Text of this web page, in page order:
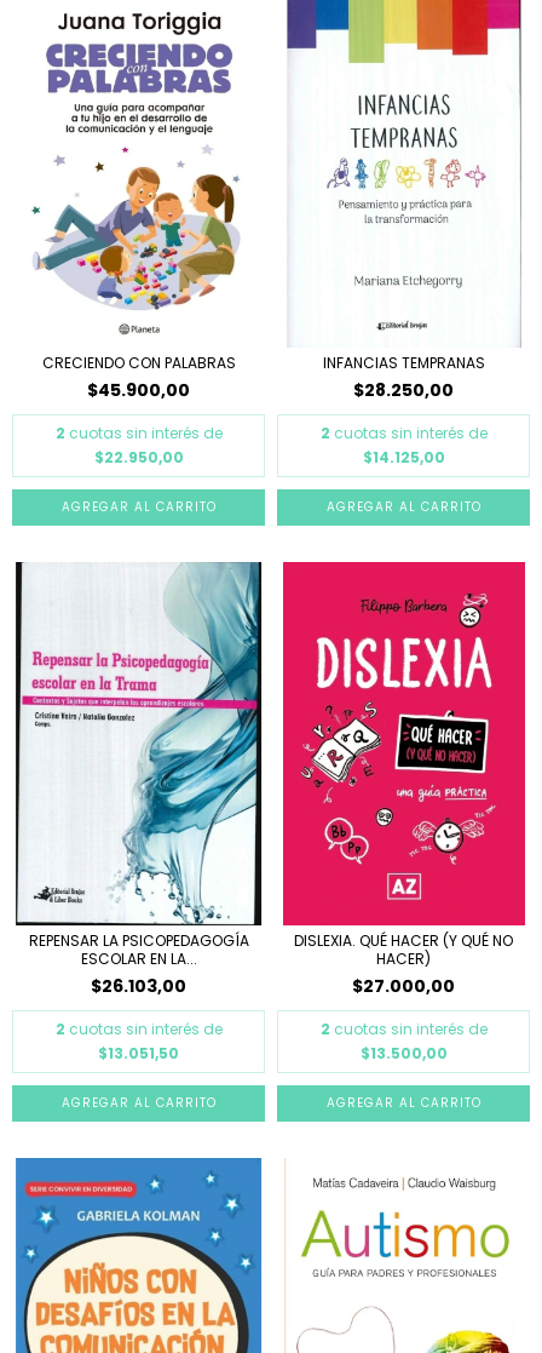
CRECIENDO CON PALABRAS
$45.900,00
2 cuotas sin interés de
$22.950,00
INFANCIAS TEMPRANAS
$28.250,00
2 cuotas sin interés de
$14.125,00
REPENSAR LA PSICOPEDAGOGÍA
ESCOLAR EN LA...
$26.103,00
2 cuotas sin interés de
$13.051,50
DISLEXIA. QUÉ HACER (Y QUÉ NO
HACER)
$27.000,00
2 cuotas sin interés de
$13.500,00